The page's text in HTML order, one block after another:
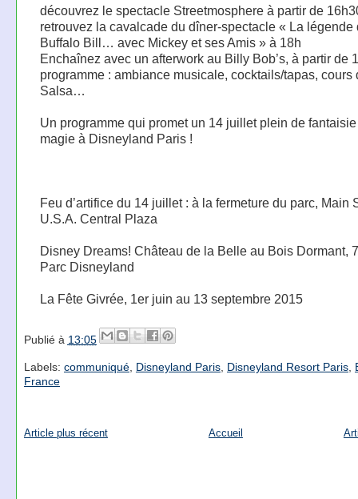
découvrez le spectacle Streetmosphere à partir de
retrouvez la cavalcade du dîner-spectacle « La légende
Buffalo Bill… avec Mickey et ses Amis » à 18h
Enchaînez avec un afterwork au Billy Bob’s, à partir de
programme : ambiance musicale, cocktails/tapas, cours
Salsa…
Un programme qui promet un 14 juillet plein de
magie à Disneyland Paris !
Feu d’artifice du 14 juillet : à la fermeture du parc, Main
U.S.A. Central Plaza
Disney Dreams! Château de la Belle au Bois Dormant,
Parc Disneyland
La Fête Givrée, 1er juin au 13 septembre 2015
Publié à 13:05
Labels: communiqué, Disneyland Paris, Disneyland Resort Paris,
France
Article plus récent Accueil